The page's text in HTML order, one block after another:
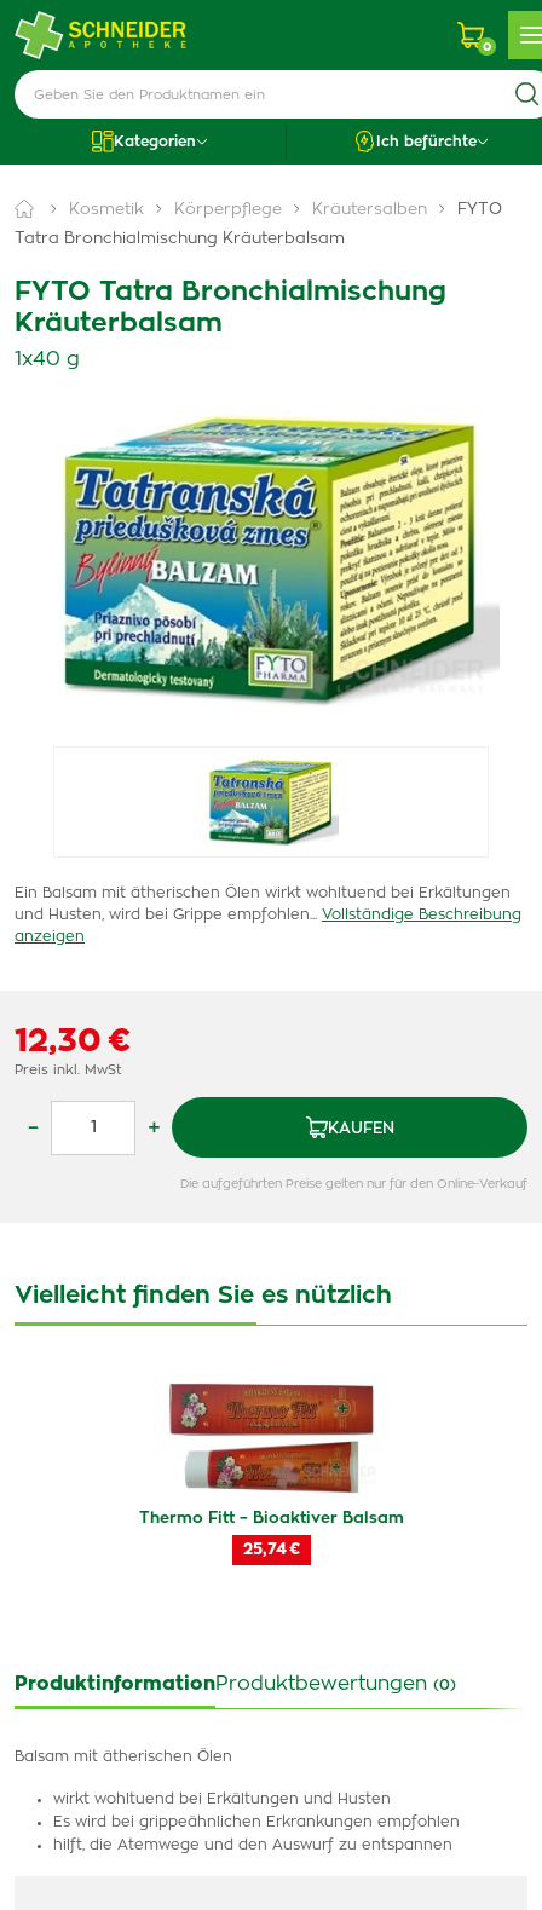
0
Kategorien Ich befürchte
Kosmetik Körperpflege Kräutersalben
FYTO
Tatra Bronchialmischung Kräuterbalsam
FYTO Tatra Bronchialmischung
Kräuterbalsam
1x40 g
Ein Balsam mit ätherischen Ölen wirkt wohltuend bei Erkältungen
und Husten, wird bei Grippe empfohlen...
Vollständige Beschreibung
anzeigen
12,30 €
Preis inkl. MwSt
– + KAUFEN
Die aufgeführten Preise gelten nur für den Online-Verkauf
Vielleicht finden Sie es nützlich
Thermo Fitt – Bioaktiver Balsam
25,74 €
ProduktinformationProduktbewertungen (0)
Balsam mit ätherischen Ölen
wirkt wohltuend bei Erkältungen und Husten
Es wird bei grippeähnlichen Erkrankungen empfohlen
hilft, die Atemwege und den Auswurf zu entspannen